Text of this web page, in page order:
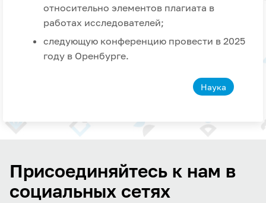
относительно элементов плагиата в
работах исследователей;
следующую конференцию провести в 2025
году в Оренбурге.
Наука
Присоединяйтесь к нам в
социальных сетях